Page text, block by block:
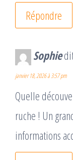
Répondre
Sophie
janvier 18, 2026 à 3:57 pm
Quelle
ruche ! Un
informations